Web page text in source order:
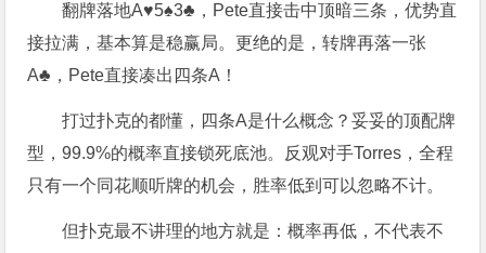
翻牌落地A♥5♠3♣，Pete直接击中顶暗三条，优势直
接拉满，基本算是稳赢局。更绝的是，转牌再落一张
A♣，Pete直接凑出四条A！
打过扑克的都懂，四条A是什么概念？妥妥的顶配牌
型，99.9%的概率直接锁死底池。反观对手Torres，全程
只有一个同花顺听牌的机会，胜率低到可以忽略不计。
但扑克最不讲理的地方就是：概率再低，不代表不